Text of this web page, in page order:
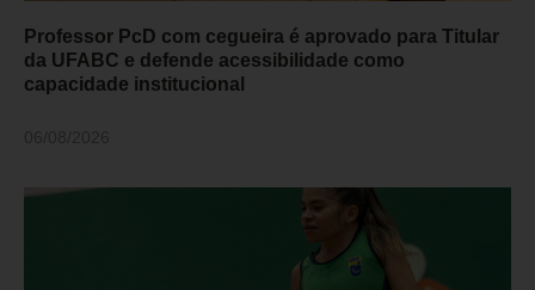
Professor PcD com cegueira é aprovado para Titular
da UFABC e defende acessibilidade como
capacidade institucional